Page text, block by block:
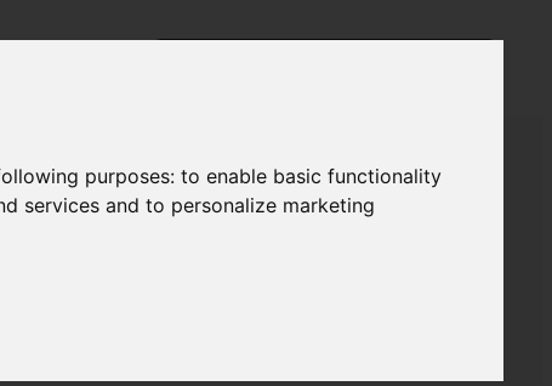
purposes:to enable basic functionality
services and to personalize marketing